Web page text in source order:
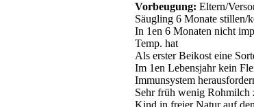
Vorbeugung: Eltern/
Säugling 6 Monate stillen/
In 1en 6 Monaten nicht
Temp. hat
Als erster Beikost eine
Im 1en Lebensjahr kein
Immunsystem
Sehr früh wenig Rohmilch
Kind in freier Natur auf